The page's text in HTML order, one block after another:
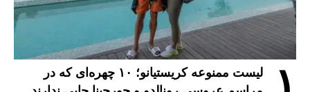
لیست ممنوعه کریستیانو؛ ۱۰ چهره‌ای که در